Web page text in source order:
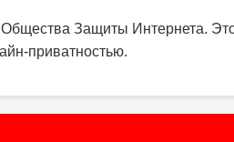
Общества Защиты Интернета.
приватностью.